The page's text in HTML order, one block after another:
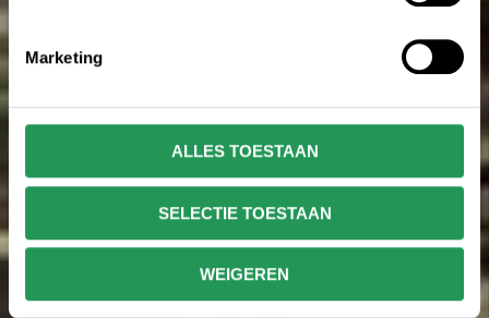
Marketing
ALLES TOESTAAN
SELECTIE TOESTAAN
WEIGEREN